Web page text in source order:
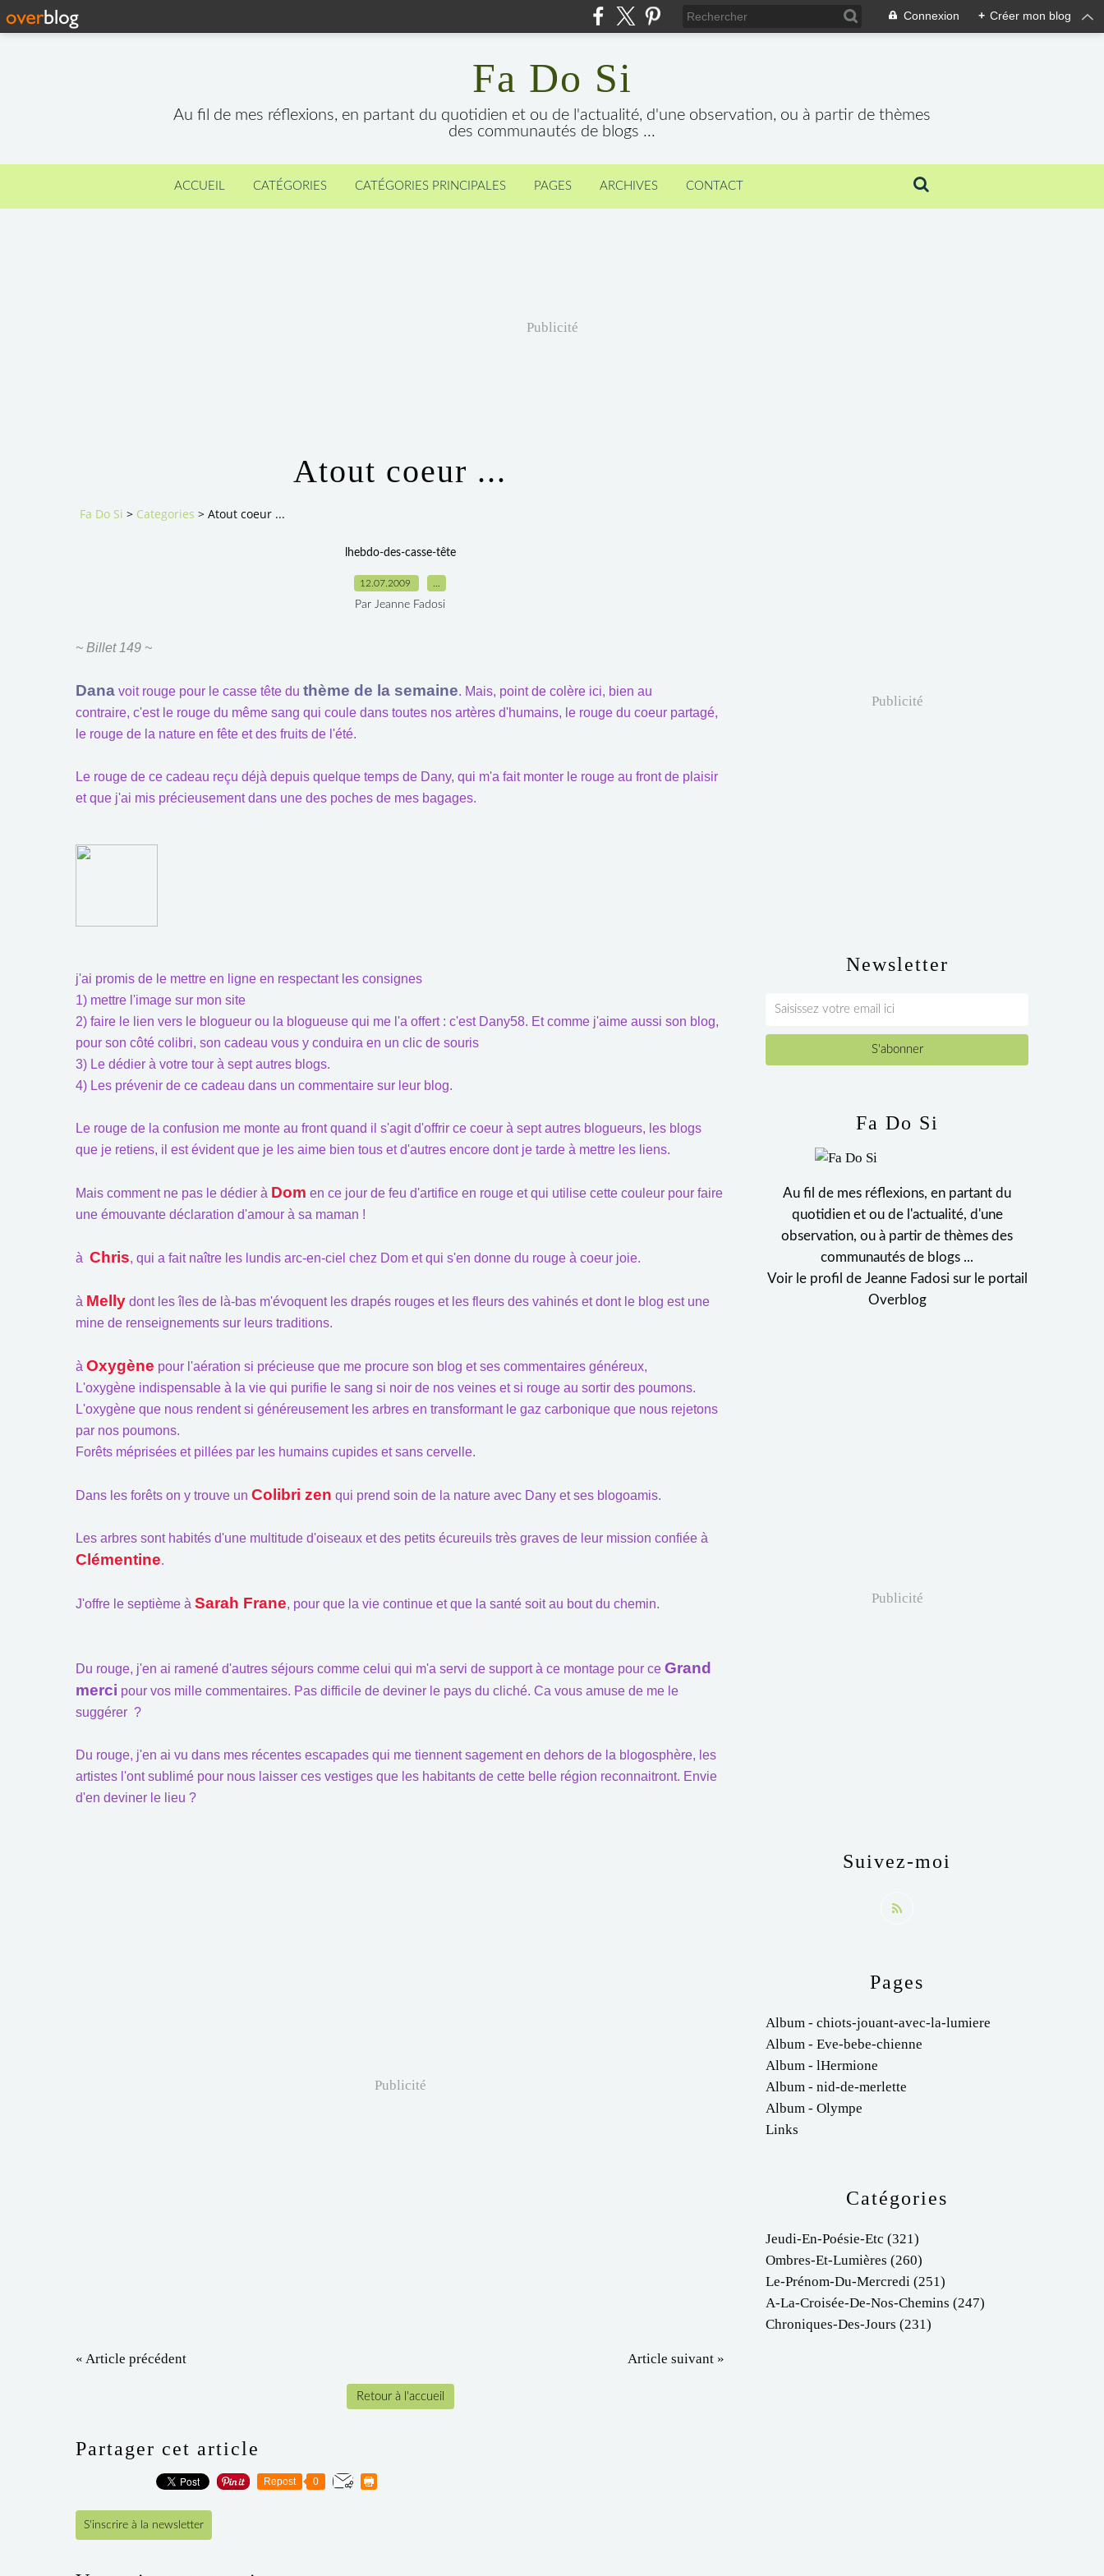
Connexion + Créer mon blog
Fa Do Si
Au fil de mes réflexions, en partant du quotidien et ou de l'actualité, d'une observation, ou à partir de thèmes
des communautés de blogs ...
ACCUEIL CATÉGORIES CATÉGORIES PRINCIPALES PAGES ARCHIVES CONTACT
Publicité
Atout coeur ...
Fa Do Si > Categories > Atout coeur ...
lhebdo-des-casse-tête
12.07.2009
Par Jeanne Fadosi
~ Billet 149 ~
Dana voit rouge pour le casse tête du thème de la semaine. Mais, point de colère ici, bien au
contraire, c'est le rouge du même sang qui coule dans toutes nos artères d'humains, le rouge du coeur partagé,
le rouge de la nature en fête et des fruits de l'été.
Le rouge de ce cadeau reçu déjà depuis quelque temps de Dany, qui m'a fait monter le rouge au front de plaisir
et que j'ai mis précieusement dans une des poches de mes bagages.
j'ai promis de le mettre en ligne en respectant les consignes
1) mettre l'image sur mon site
2) faire le lien vers le blogueur ou la blogueuse qui me l'a offert : c'est Dany58. Et comme j'aime aussi son blog,
pour son côté colibri, son cadeau vous y conduira en un clic de souris
3) Le dédier à votre tour à sept autres blogs.
4) Les prévenir de ce cadeau dans un commentaire sur leur blog.
Le rouge de la confusion me monte au front quand il s'agit d'offrir ce coeur à sept autres blogueurs, les blogs
que je retiens, il est évident que je les aime bien tous et d'autres encore dont je tarde à mettre les liens.
Mais comment ne pas le dédier à Dom en ce jour de feu d'artifice en rouge et qui utilise cette couleur pour faire
une émouvante déclaration d'amour à sa maman !
à Chris, qui a fait naître les lundis arc-en-ciel chez Dom et qui s'en donne du rouge à coeur joie.
à Melly dont les îles de là-bas m'évoquent les drapés rouges et les fleurs des vahinés et dont le blog est une
mine de renseignements sur leurs traditions.
à Oxygène pour l'aération si précieuse que me procure son blog et ses commentaires généreux,
L'oxygène indispensable à la vie qui purifie le sang si noir de nos veines et si rouge au sortir des poumons.
L'oxygène que nous rendent si généreusement les arbres en transformant le gaz carbonique que nous rejetons
par nos poumons.
Forêts méprisées et pillées par les humains cupides et sans cervelle.
Dans les forêts on y trouve un Colibri zen qui prend soin de la nature avec Dany et ses blogoamis.
Les arbres sont habités d'une multitude d'oiseaux et des petits écureuils très graves de leur mission confiée à
Clémentine.
J'offre le septième à Sarah Frane, pour que la vie continue et que la santé soit au bout du chemin.
Du rouge, j'en ai ramené d'autres séjours comme celui qui m'a servi de support à ce montage pour ce Grand
merci pour vos mille commentaires. Pas difficile de deviner le pays du cliché. Ca vous amuse de me le
suggérer ?
Du rouge, j'en ai vu dans mes récentes escapades qui me tiennent sagement en dehors de la blogosphère, les
artistes l'ont sublimé pour nous laisser ces vestiges que les habitants de cette belle région reconnaitront. Envie
d'en deviner le lieu ?
Publicité
« Article précédent Article suivant »
Retour à l'accueil
Partager cet article
Repost 0
S'inscrire à la newsletter
Newsletter
Publicité
Catégories
Jeudi-En-Poésie-Etc (321)
Ombres-Et-Lumières (260)
Le-Prénom-Du-Mercredi (251)
A-La-Croisée-De-Nos-Chemins (247)
Chroniques-Des-Jours (231)
Pages
Album - chiots-jouant-avec-la-lumiere
Album - Eve-bebe-chienne
Album - lHermione
Album - nid-de-merlette
Album - Olympe
Links
Fa Do Si
Au fil de mes réflexions, en partant du
quotidien et ou de l'actualité, d'une
observation, ou à partir de thèmes des
communautés de blogs ...
Voir le profil de Jeanne Fadosi sur le portail
Overblog
Suivez-moi
Publicité